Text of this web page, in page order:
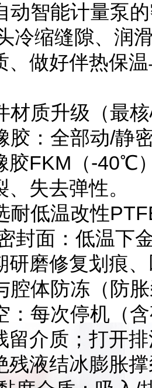
智能计量泵
冷缩缝隙、润
、做好伴热保
质升级（最
：全部动/静
胶FKM（-40℃
失去弹性。
低温改性
封面：低温下
研磨修复划痕
体防冻（防
每次停机（
留介质；打开
残液结冰膨胀